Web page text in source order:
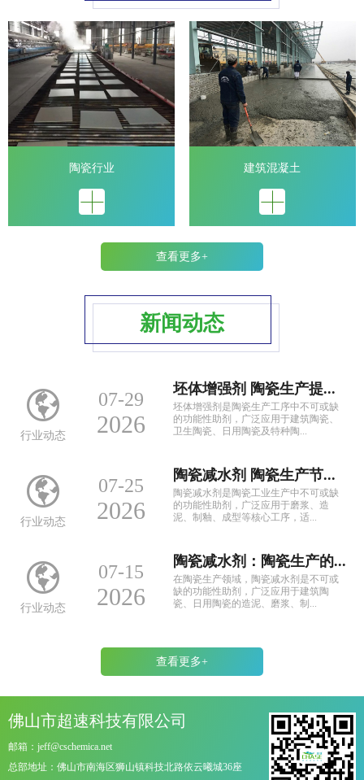
陶瓷行业 建筑混凝土
查看更多+
新闻动态
行业动态
07-29
2026
坯体增强剂 陶瓷生产提...
坯体增强剂是陶瓷生产工序中不可或缺
的功能性助剂，广泛应用于建筑陶瓷、
卫生陶瓷、日用陶瓷及特种陶...
行业动态
07-25
2026
陶瓷减水剂 陶瓷生产节...
陶瓷减水剂是陶瓷工业生产中不可或缺
的功能性助剂，广泛应用于磨浆、造
泥、制釉、成型等核心工序，适...
行业动态
07-15
2026
陶瓷减水剂：陶瓷生产的...
在陶瓷生产领域，陶瓷减水剂是不可或
缺的功能性助剂，广泛应用于建筑陶
瓷、日用陶瓷的造泥、磨浆、制...
查看更多+
佛山市超速科技有限公司
邮箱：jeff@cschemica.net
总部地址：佛山市南海区狮山镇科技北路依云曦城36座